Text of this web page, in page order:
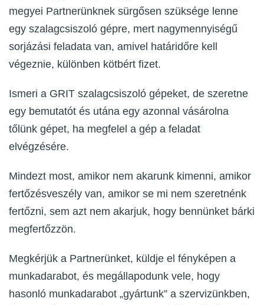
megyei Partnerünknek sürgősen szüksége lenne
egy szalagcsiszoló gépre, mert nagymennyiségű
sorjázási feladata van, amivel határidőre kell
végeznie, különben kötbért fizet.
Ismeri a GRIT szalagcsiszoló gépeket, de szeretne
egy bemutatót és utána egy azonnal vásárolna
tőlünk gépet, ha megfelel a gép a feladat
elvégzésére.
Mindezt most, amikor nem akarunk kimenni, amikor
fertőzésveszély van, amikor se mi nem szeretnénk
fertőzni, sem azt nem akarjuk, hogy bennünket bárki
megfertőzzön.
Megkérjük a Partnerünket, küldje el fényképen a
munkadarabot, és megállapodunk vele, hogy
hasonló munkadarabot „gyártunk” a szervizünkben,